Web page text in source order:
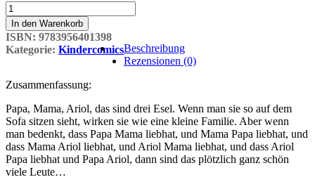
Ariol
08:
Papa
ist
ein
(Neuer
2023)
Menge
In den Warenkorb
ISBN: 9783956401398
Kategorie: KindercomicsBeschreibung
Rezensionen (0)
Zusammenfassung:
Papa, Mama, Ariol, das sind drei Esel. Wenn man sie so auf dem
Sofa sitzen sieht, wirken sie wie eine kleine Familie. Aber wenn
man bedenkt, dass Papa Mama liebhat, und Mama Papa liebhat, und
dass Mama Ariol liebhat, und Ariol Mama liebhat, und dass Ariol
Papa liebhat und Papa Ariol, dann sind das plötzlich ganz schön
viele Leute…